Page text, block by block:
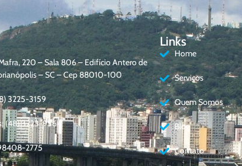
220 – Sala 806 – Edifício Antero de
– SC – Cep 88010-100
3225-3159
(48) 3223-9564
2775
Links
Home
Serviços
Quem Somos
Blog
Contato